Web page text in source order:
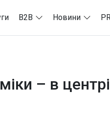
B2B Новини
– в